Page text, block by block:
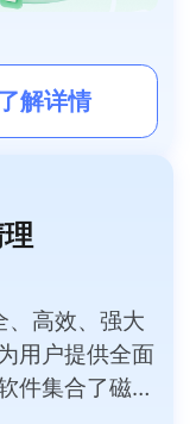
解详情
、高效、强大
用户提供全面
件集合了磁盘